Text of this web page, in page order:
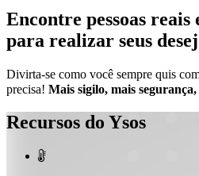
Encontre pessoas reais
para realizar seus
Divirta-se como você sempre quis
precisa! Mais sigilo, mais
Recursos do Ysos
